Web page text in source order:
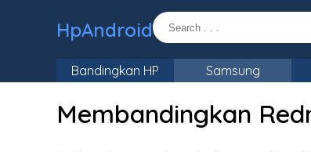
HpAndroid
Bandingkan HP Samsung
Membandingkan